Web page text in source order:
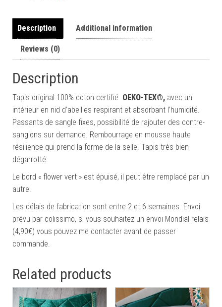
Description Additional information
Reviews (0)
Description
Tapis original 100% coton certifié OEKO-TEX®, avec un
intérieur en nid d’abeilles respirant et absorbant l’humidité.
Passants de sangle fixes, possibilité de rajouter des contre-
sanglons sur demande. Rembourrage en mousse haute
résilience qui prend la forme de la selle. Tapis très bien
dégarrotté.
Le bord « flower vert » est épuisé, il peut être remplacé par un
autre.
Les délais de fabrication sont entre 2 et 6 semaines. Envoi
prévu par colissimo, si vous souhaitez un envoi Mondial relais
(4,90€) vous pouvez me contacter avant de passer
commande.
Related products